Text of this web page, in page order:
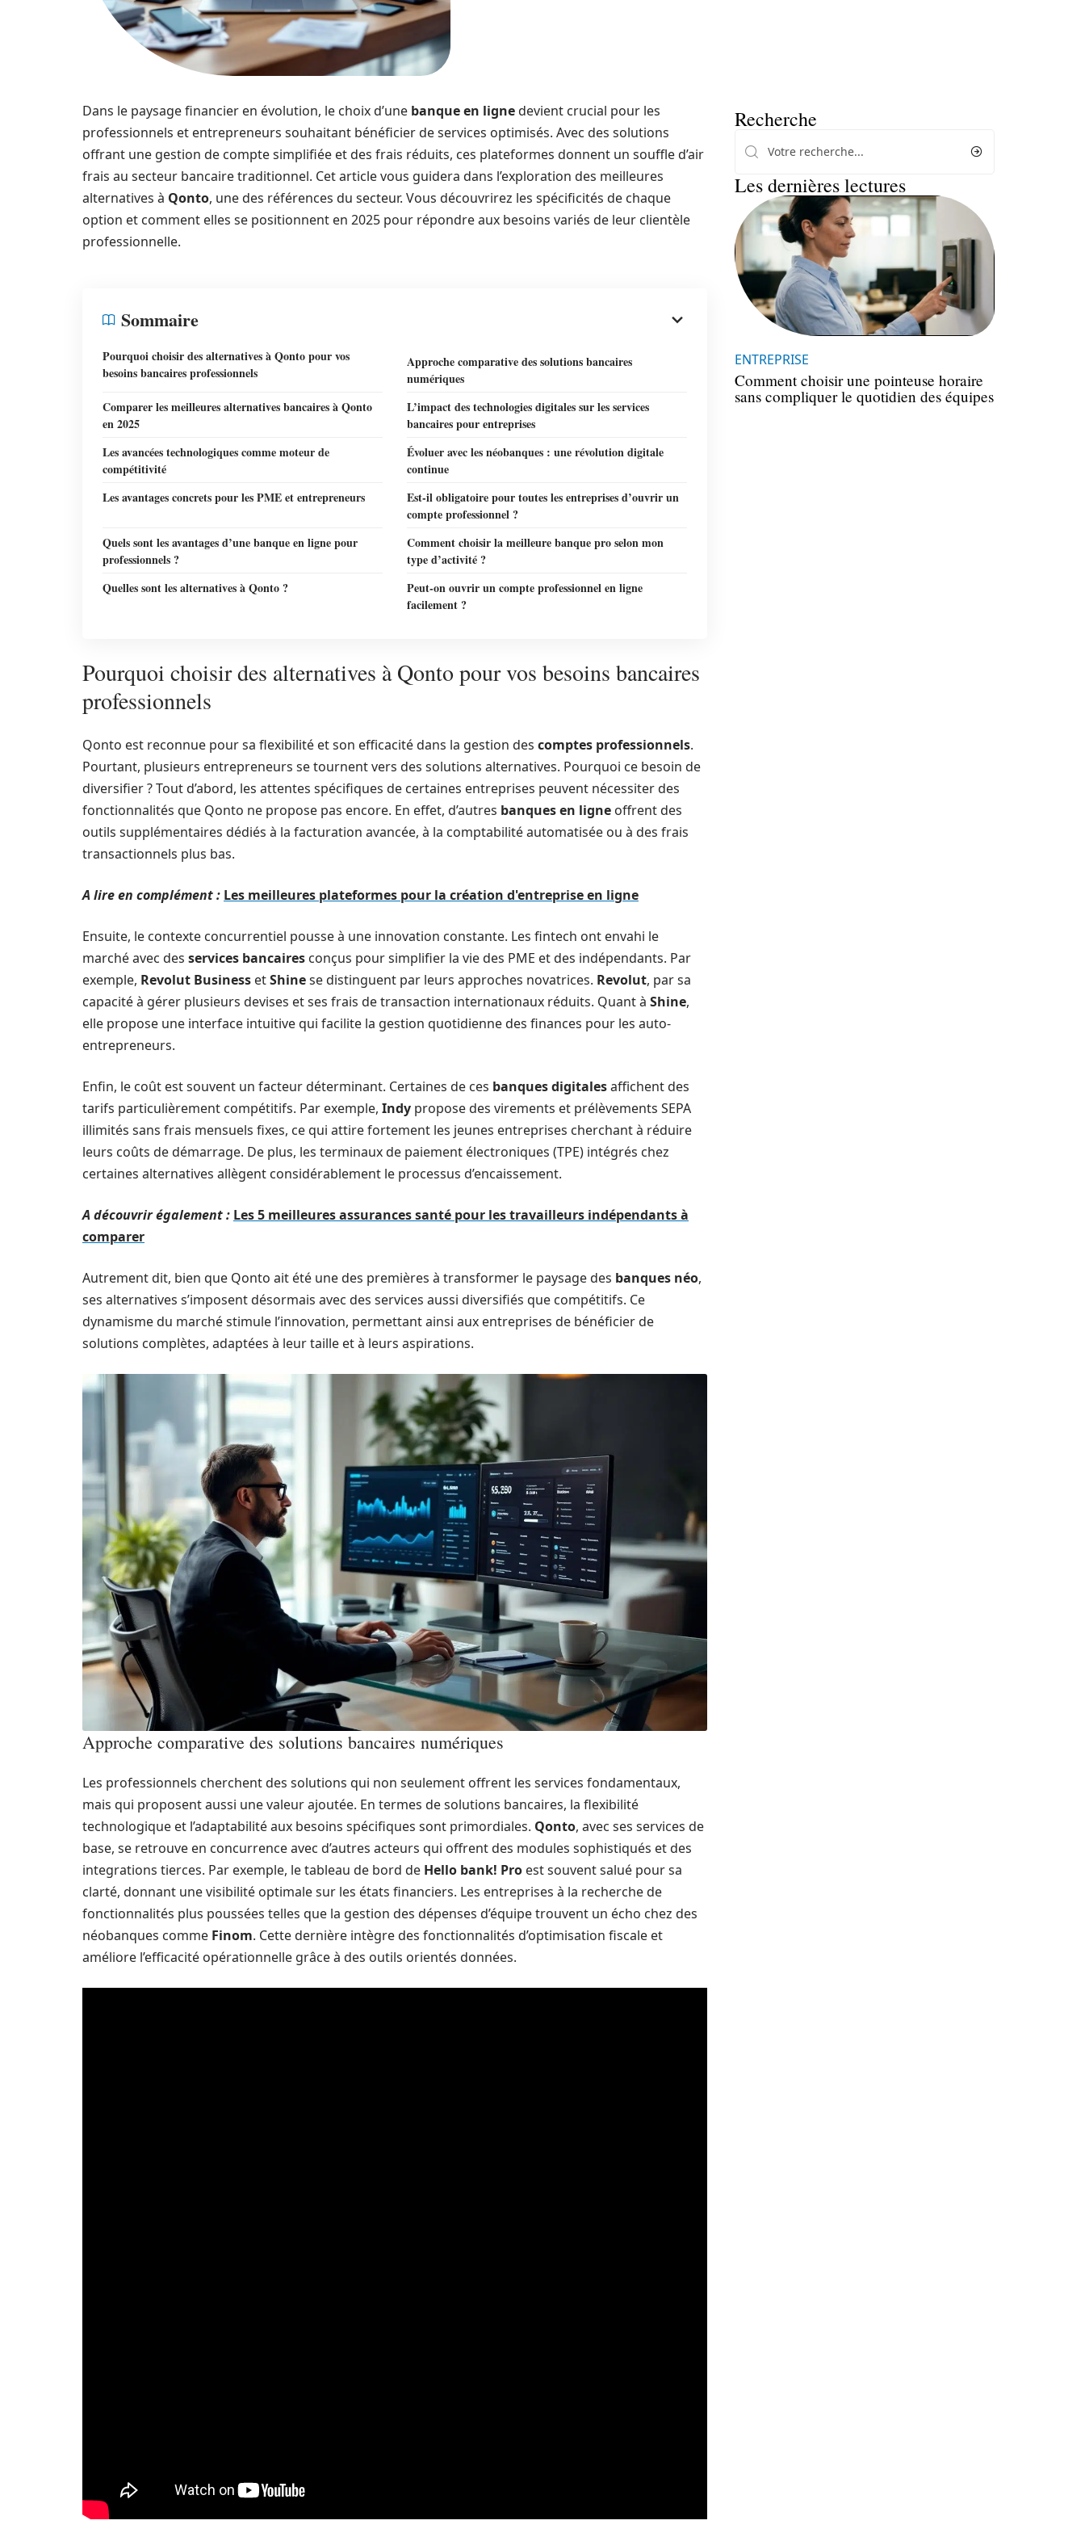
Dans le paysage financier en évolution, le choix d’une banque en lignedevient crucial pour les
professionnels et entrepreneurs souhaitant bénéficier de services optimisés. Avec des solutions
offrant une gestion de compte simplifiée et des frais réduits, ces plateformes donnent un souffle d’air
frais au secteur bancaire traditionnel. Cet article vous guidera dans l’exploration des meilleures
alternatives à Qonto, une des références du secteur. Vous découvrirez les spécificités de chaque
option et comment elles se positionnent en 2025 pour répondre aux besoins variés de leur clientèle
professionnelle.
Sommaire
Pourquoi choisir des alternatives à Qonto pour vos
besoins bancaires professionnels
Approche comparative des solutions bancaires
numériques
Comparer les meilleures alternatives bancaires à Qonto
en 2025
L’impact des technologies digitales sur les services
bancaires pour entreprises
Les avancées technologiques comme moteur de
compétitivité
Évoluer avec les néobanques : une révolution digitale
continue
Les avantages concrets pour les PME et entrepreneurs
Est-il obligatoire pour toutes les entreprises d’ouvrir un
compte professionnel ?
Quels sont les avantages d’une banque en ligne pour
professionnels ?
Comment choisir la meilleure banque pro selon mon
type d’activité ?
Quelles sont les alternatives à Qonto ?
Peut-on ouvrir un compte professionnel en ligne
facilement ?
Pourquoi choisir des alternatives à Qonto pour vos besoins bancaires
professionnels
Qonto est reconnue pour sa flexibilité et son efficacité dans la gestion des comptes professionnels.
Pourtant, plusieurs entrepreneurs se tournent vers des solutions alternatives. Pourquoi ce besoin de
diversifier ? Tout d’abord, les attentes spécifiques de certaines entreprises peuvent nécessiter des
fonctionnalités que Qonto ne propose pas encore. En effet, d’autres banques en ligne offrent des
outils supplémentaires dédiés à la facturation avancée, à la comptabilité automatisée ou à des frais
transactionnels plus bas.
A lire en complément : Les meilleures plateformes pour la création d'entreprise en ligne
Ensuite, le contexte concurrentiel pousse à une innovation constante. Les fintech ont envahi le
marché avec des services bancaires conçus pour simplifier la vie des PME et des indépendants. Par
exemple, Revolut Business etShinese distinguent par leurs approches novatrices. Revolut, par sa
capacité à gérer plusieurs devises et ses frais de transaction internationaux réduits. Quant à Shine,
elle propose une interface intuitive qui facilite la gestion quotidienne des finances pour les auto-
entrepreneurs.
Enfin, le coût est souvent un facteur déterminant. Certaines de ces banques digitalesaffichent des
tarifs particulièrement compétitifs. Par exemple, Indy propose des virements et prélèvements SEPA
illimités sans frais mensuels fixes, ce qui attire fortement les jeunes entreprises cherchant à réduire
leurs coûts de démarrage. De plus, les terminaux de paiement électroniques (TPE) intégrés chez
certaines alternatives allègent considérablement le processus d’encaissement.
A découvrir également : Les 5 meilleures assurances santé pour les travailleurs indépendants à
comparer
Autrement dit, bien que Qonto ait été une des premières à transformer le paysage des banques néo,
ses alternatives s’imposent désormais avec des services aussi diversifiés que compétitifs. Ce
dynamisme du marché stimule l’innovation, permettant ainsi aux entreprises de bénéficier de
solutions complètes, adaptées à leur taille et à leurs aspirations.
Approche comparative des solutions bancaires numériques
Les professionnels cherchent des solutions qui non seulement offrent les services fondamentaux,
mais qui proposent aussi une valeur ajoutée. En termes de solutions bancaires, la flexibilité
technologique et l’adaptabilité aux besoins spécifiques sont primordiales. Qonto, avec ses services de
base, se retrouve en concurrence avec d’autres acteurs qui offrent des modules sophistiqués et des
integrations tierces. Par exemple, le tableau de bord de Hello bank! Pro est souvent salué pour sa
clarté, donnant une visibilité optimale sur les états financiers. Les entreprises à la recherche de
fonctionnalités plus poussées telles que la gestion des dépenses d’équipe trouvent un écho chez des
néobanques comme Finom. Cette dernière intègre des fonctionnalités d’optimisation fiscale et
améliore l’efficacité opérationnelle grâce à des outils orientés données.
Recherche
Les dernières lectures
ENTREPRISE
Comment choisir une pointeuse horaire
sans compliquer le quotidien des équipes